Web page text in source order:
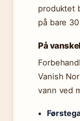
produktet
på bare
På
Vanish
vann ved